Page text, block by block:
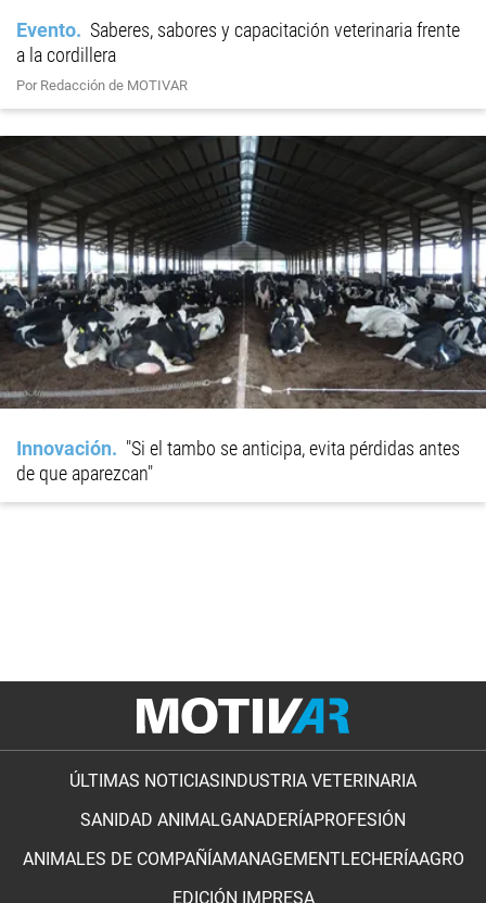
Evento
Saberes, sabores y capacitación veterinaria frente
a la cordillera
Por Redacción de MOTIVAR
Innovación
"Si el tambo se anticipa, evita pérdidas antes
de que aparezcan"
ÚLTIMAS NOTICIAS INDUSTRIA VETERINARIA
SANIDAD ANIMALGANADERÍAPROFESIÓN
ANIMALES DE COMPAÑÍAMANAGEMENTLECHERÍAAGRO
EDICIÓN IMPRESA